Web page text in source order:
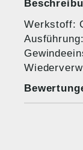
Werkstoff: